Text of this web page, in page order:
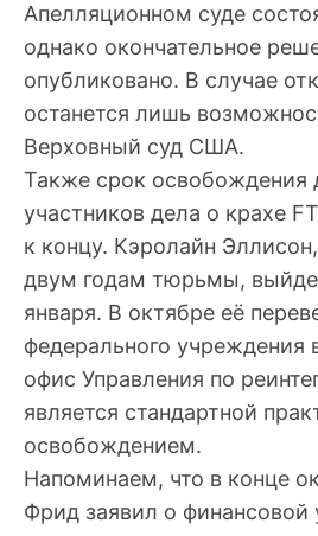
Апелляционном суде
однако окончательное
опубликовано. В случае
останется лишь
Верховный суд США.
Также срок освобождения
участников дела о крахе
к концу. Кэролайн
двум годам тюрьмы,
января. В октябре её
федерального учреждения
офис Управления по
является стандартной
освобождением.
Напоминаем, что в конце
Фрид заявил о финансовой